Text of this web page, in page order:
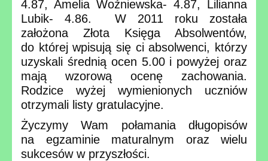
4.87, Amelia Woźniewska- 4.87, Lilianna
Lubik- 4.86. W 2011 roku została
założona Złota Księga Absolwentów,
do której wpisują się ci absolwenci, którzy
uzyskali średnią ocen 5.00 i powyżej oraz
mają wzorową ocenę zachowania.
Rodzice wyżej wymienionych uczniów
otrzymali listy gratulacyjne.
Życzymy Wam połamania długopisów
na egzaminie maturalnym oraz wielu
sukcesów w przyszłości.